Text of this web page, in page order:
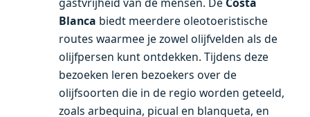
Blanca biedt meerdere oleotoeristische
routes waarmee je zowel olijfvelden als de
olijfpersen kunt ontdekken. Tijdens deze
bezoeken leren bezoekers over de
olijfsoorten die in de regio worden geteeld,
zoals arbequina, picual en blanqueta, en